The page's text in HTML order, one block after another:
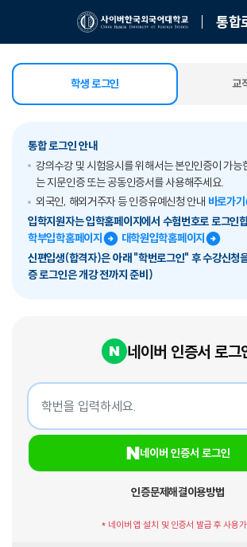
통합
학생 로그인
선택됨 교
통합 로그인 안내
강의수강 및 시험응시를 위해서는 본인인증이 가능
는 지문인증 또는 공동인증서를 사용해주세요.
외국인, 해외거주자 등 인증유예신청 안내 바로가기
입학지원자는 입학홈페이지에서 수험번호로 로그인
학부입학홈페이지
대학원입학홈페이지
신편입생(합격자)은 아래 "학번로그인" 후 수강신청
증 로그인은 개강 전까지 준비)
네이버 인증서 로그
네이버 인증서 로그인
학번
네이버 인증서 로그인
인증문제해결이용방법
* 네이버 앱 설치 및 인증서 발급 후 사용